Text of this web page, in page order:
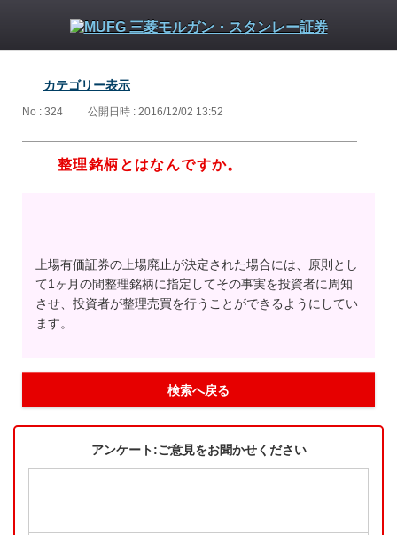
カテゴリー表示
No : 324 公開日時 : 2016/12/02 13:52
整理銘柄とはなんですか。
上場有価証券の上場廃止が決定された場合には、原則とし
て1ヶ月の間整理銘柄に指定してその事実を投資者に周知
させ、投資者が整理売買を行うことができるようにしてい
ます。
検索へ戻る
アンケート:ご意見をお聞かせください